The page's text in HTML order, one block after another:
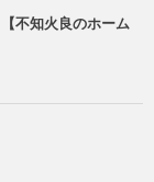
【不知火良のホーム